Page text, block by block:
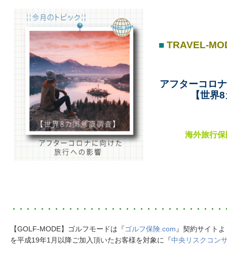
■ TRAVEL-
アフターコロ
【世界8
海外旅行
・・・・・・・・・・・・・・・・・・・・・・・・・・・・・
【GOLF-MODE】ゴルフモードは『ゴルフ保険.com 』契約サイト
を平成19年1月以降ご加入頂いたお客様を対象に『中央リスクコン